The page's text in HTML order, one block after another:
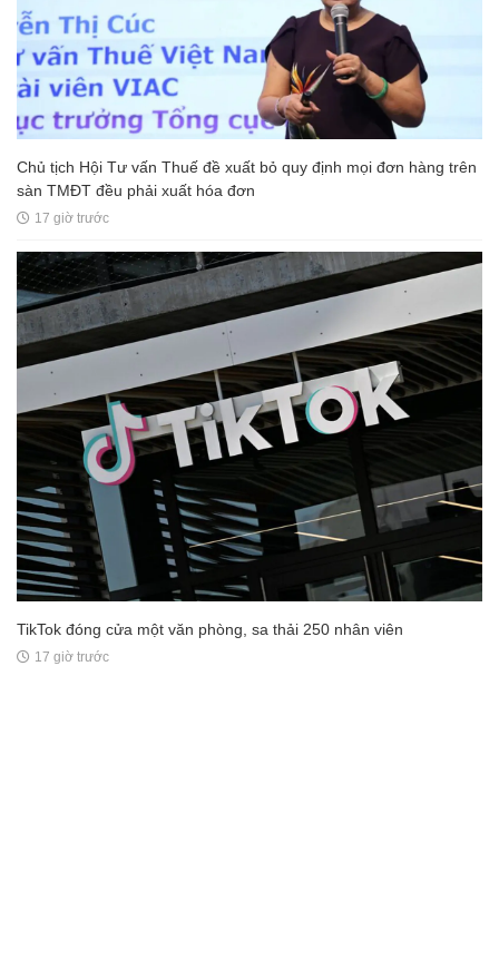
Chủ tịch Hội Tư vấn Thuế đề xuất bỏ quy định mọi đơn hàng trên
sàn TMĐT đều phải xuất hóa đơn
17 giờ trước
TikTok đóng cửa một văn phòng, sa thải 250 nhân viên
17 giờ trước